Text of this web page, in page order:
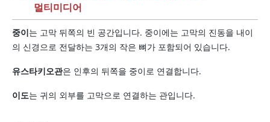
멀티미디어
중이는 고막 뒤쪽의 빈 공간입니다. 중이에는 고막의 진동을 내이
의 신경으로 전달하는 3개의 작은 뼈가 포함되어 있습니다.
유스타키오관은 인후의 뒤쪽을 중이로 연결합니다.
이도는 귀의 외부를 고막으로 연결하는 관입니다.